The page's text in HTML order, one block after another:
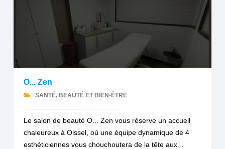
O... Zen
SANTÉ, BEAUTÉ ET BIEN-ÊTRE
Le salon de beauté O... Zen vous réserve un accueil
chaleureux à Oissel, où une équipe dynamique de 4
esthéticiennes vous chouchoutera de la tête aux...